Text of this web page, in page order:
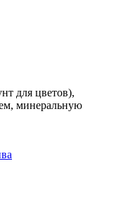
для цветов),
минеральную